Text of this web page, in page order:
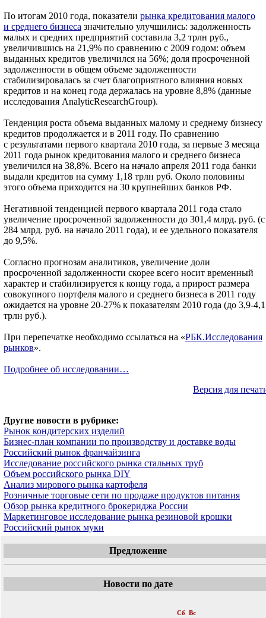
По итогам 2010 года, показатели рынка кредитования малого
и среднего бизнеса значительно улучшились: задолженность
малых и средних предприятий составила 3,2 трлн руб.,
увеличившись на 21,9% по сравнению с 2009 годом: объем
выданных кредитов увеличился на 56%; доля просроченной
задолженности в общем объеме задолженности
стабилизировалась за счет благоприятного влияния новых
кредитов и на конец года держалась на уровне 8,8% (данные
исследования AnalyticResearchGroup).
Тенденция роста объема выданных малому и среднему бизнесу
кредитов продолжается и в 2011 году. По сравнению
с результатами первого квартала 2010 года, за первые 3 месяца
2011 года рынок кредитования малого и среднего бизнеса
увеличился на 38,8%. Всего на начало апреля 2011 года банки
выдали кредитов на сумму 1,18 трлн руб. Около половины
этого объема приходится на 30 крупнейших банков РФ.
Негативной тенденцией первого квартала 2011 года стало
увеличение просроченной задолженности до 301,4 млрд. руб. (с
284 млрд. руб. на начало 2011 года), и ее удельного показателя
до 9,5%.
Согласно прогнозам аналитиков, увеличение доли
просроченной задолженности скорее всего носит временный
характер и стабилизируется к концу года, а прирост размера
совокупного портфеля малого и среднего бизнеса в 2011 году
ожидается на уровне 20-27% к показателям 2010 года (до 3,9-4,1
трлн руб.).
При перепечатке необходимо ссылаться на «РБК.Исследования
рынков».
Подробнее об исследовании…
Версия для
Другие новости в рубрике:
Рынок кондитерских изделий
Бизнес-план компании по производству и доставке воды
Российский рынок франчайзинга
Исследование российского рынка стальных труб
Объем российского рынка DIY
Анализ мирового рынка картофеля
Розничные торговые сети по продаже продуктов питания
Обзор рынка кредитного брокериджа России
Маркетинговое исследование рынка резиновой крошки
Российский рынок муки
Предложение
Новости по дате
Сб Вс